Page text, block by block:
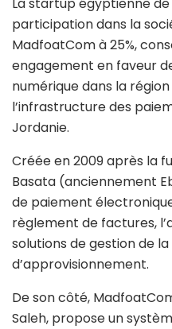
La startup égyptienne
participation dans la
MadfoatCom à 25%,
engagement en faveur
numérique dans la
l’infrastructure des
Jordanie.
Créée en 2009 après la
Basata (anciennement
de paiement
règlement de factures,
solutions de gestion de
d’approvisionnement.
De son côté,
Saleh, propose un